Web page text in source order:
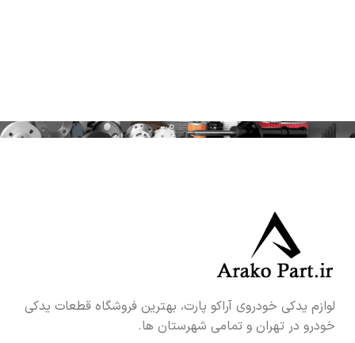
لوازم یدکی خودروی آراکو پارت، بهترین فروشگاه قطعات یدکی
خودرو در تهران و تمامی شهرستان ها.